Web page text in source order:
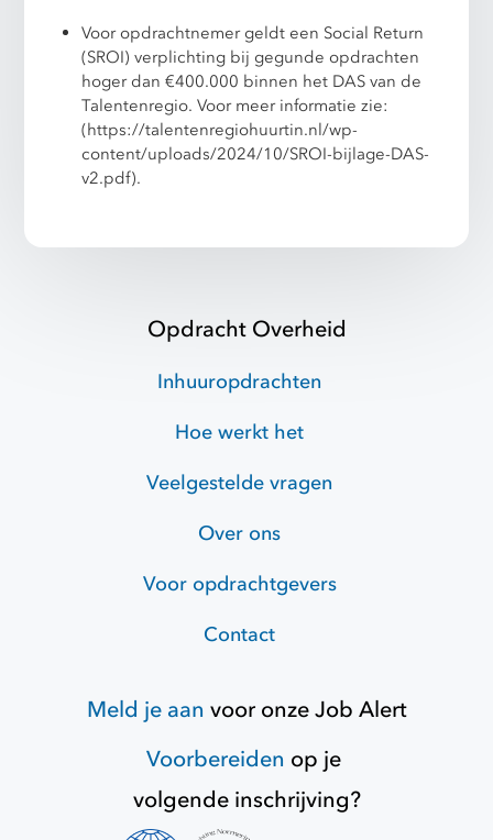
Voor opdrachtnemer geldt een Social Return
(SROI) verplichting bij gegunde opdrachten
hoger dan €400.000 binnen het DAS van de
Talentenregio. Voor meer informatie zie:
(https://talentenregiohuurtin.nl/wp-
content/uploads/2024/10/SROI-bijlage-DAS-
v2.pdf).
Opdracht Overheid
Inhuuropdrachten
Hoe werkt het
Veelgestelde vragen
Over ons
Voor opdrachtgevers
Contact
Meld je aan voor onzeJob Alert
Voorbereiden op je
volgende inschrijving?